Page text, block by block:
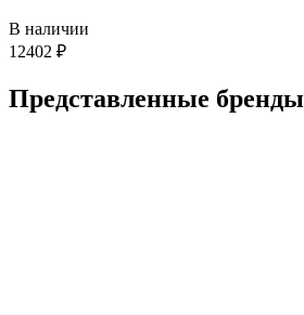
В наличии
12402 ₽
Представленные бренды